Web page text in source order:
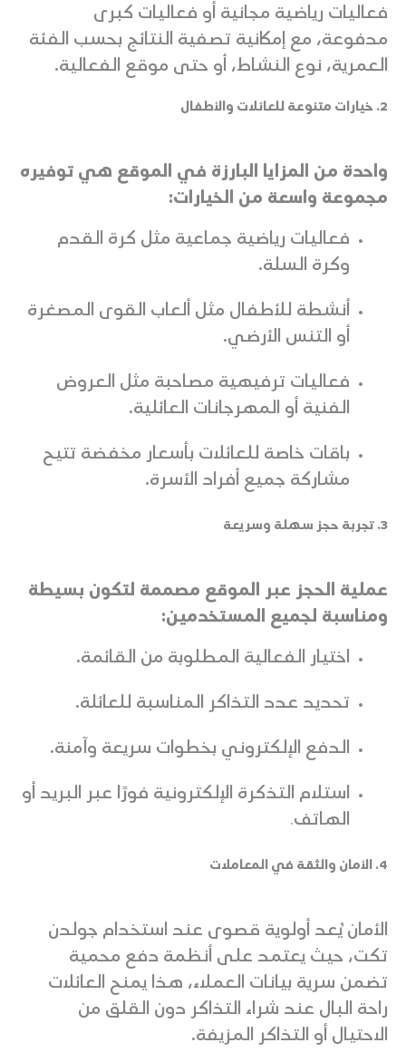
فعاليات رياضية مجانية أو فعاليات كبرى
مدفوعة، مع إمكانية تصفية النتائج بحسب الفئة
العمرية، نوع النشاط، أو حتى موقع الفعالية.
2. خيارات متنوعة للعائلات والأطفال
واحدة من المزايا البارزة في الموقع هي توفيره
مجموعة واسعة من الخيارات:
فعاليات رياضية جماعية مثل كرة القدم
وكرة السلة.
أنشطة للأطفال مثل ألعاب القوى المصغرة
أو التنس الأرضي.
فعاليات ترفيهية مصاحبة مثل العروض
الفنية أو المهرجانات العائلية.
باقات خاصة للعائلات بأسعار مخفضة تتيح
مشاركة جميع أفراد الأسرة.
3. تجربة حجز سهلة وسريعة
عملية الحجز عبر الموقع مصممة لتكون بسيطة
ومناسبة لجميع المستخدمين:
اختيار الفعالية المطلوبة من القائمة.
تحديد عدد التذاكر المناسبة للعائلة.
الدفع الإلكتروني بخطوات سريعة وآمنة.
استلام التذكرة الإلكترونية فورًا عبر البريد أو
الهاتف.
4. الأمان والثقة في المعاملات
الأمان يُعد أولوية قصوى عند استخدام جولدن
تكت، حيث يعتمد على أنظمة دفع محمية
تضمن سرية بيانات العملاء، هذا يمنح العائلات
راحة البال عند شراء التذاكر دون القلق من
الاحتيال أو التذاكر المزيفة.